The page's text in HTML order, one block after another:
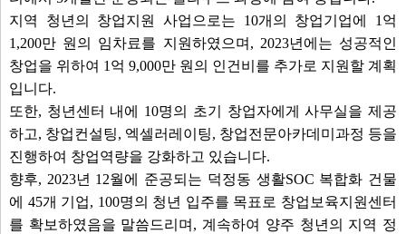
지역 청년의 창업지원 사업으로는 10개의 창업기업에 1억
1,200만 원의 임차료를 지원하였으며, 2023년에는 성공적인
창업을 위하여 1억 9,000만 원의 인건비를 추가로 지원할 계획
입니다.
또한, 청년센터 내에 10명의 초기 창업자에게 사무실을 제공
하고, 창업컨설팅, 엑셀러레이팅, 창업전문아카데미과정 등을
진행하여 창업역량을 강화하고 있습니다.
향후, 2023년 12월에 준공되는 덕정동 생활SOC 복합화 건물
에 45개 기업, 100명의 청년 입주를 목표로 창업보육지원센터
를 확보하였음을 말씀드리며, 계속하여 양주 청년의 지역 정